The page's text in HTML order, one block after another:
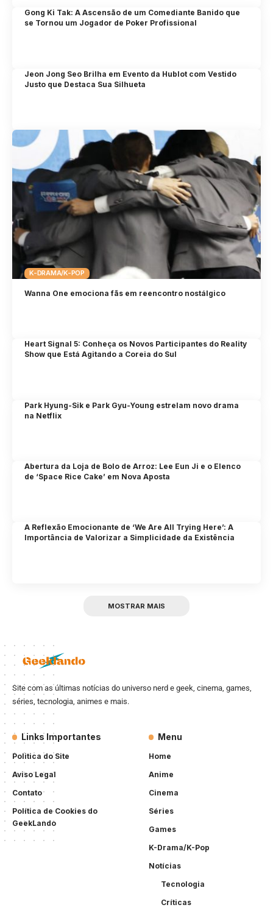
Gong Ki Tak: A Ascensão de um Comediante Banido que
se Tornou um Jogador de Poker Profissional
Jeon Jong Seo Brilha em Evento da Hublot com Vestido
Justo que Destaca Sua Silhueta
K-DRAMA/K-POP
Wanna One emociona fãs em reencontro nostálgico
Heart Signal 5: Conheça os Novos Participantes do Reality
Show que Está Agitando a Coreia do Sul
Park Hyung-Sik e Park Gyu-Young estrelam novo drama
na Netflix
Abertura da Loja de Bolo de Arroz: Lee Eun Ji e o Elenco
de ‘Space Rice Cake’ em Nova Aposta
A Reflexão Emocionante de ‘We Are All Trying Here’: A
Importância de Valorizar a Simplicidade da Existência
MOSTRAR MAIS
Site com as últimas notícias do universo nerd e geek, cinema, games,
séries, tecnologia, animes e mais.
Links Importantes
Politica do Site
Aviso Legal
Contato
Política de Cookies do
GeekLando
Menu
Home
Anime
Cinema
Séries
Games
K-Drama/K-Pop
Notícias
Tecnologia
Críticas